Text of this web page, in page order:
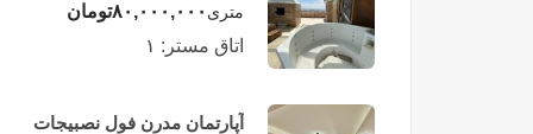
لوکس در طبقه چهاردهم
فریدونکنار
متری ۸۰,۰۰۰,۰۰۰تومان
اتاق مستر: ۱
آپارتمان مدرن فول نصبیجات